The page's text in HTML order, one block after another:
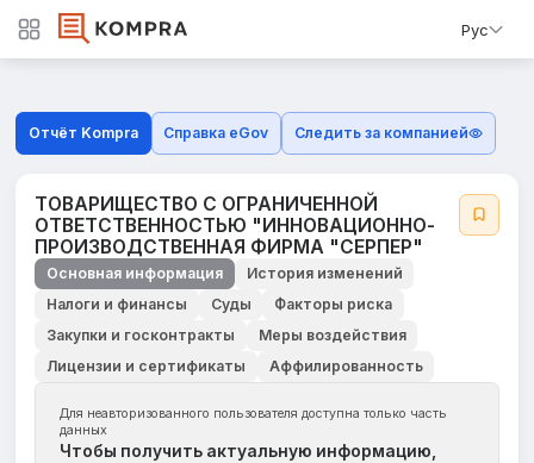
Рус
Отчёт Kompra Справка eGov Следить за компанией
ТОВАРИЩЕСТВО С ОГРАНИЧЕННОЙ
ОТВЕТСТВЕННОСТЬЮ "ИННОВАЦИОННО-
ПРОИЗВОДСТВЕННАЯ ФИРМА "СЕРПЕР"
Основная информация
История изменений
Налоги и финансы
Суды
Факторы риска
Закупки и госконтракты
Меры воздействия
Лицензии и сертификаты
Аффилированность
Для неавторизованного пользователя доступна только часть
данных
Чтобы получить актуальную информацию,